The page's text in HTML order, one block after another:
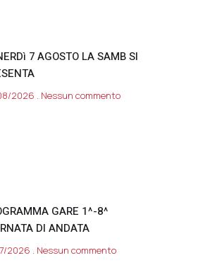
7 AGOSTO LA SAMB SI
2026 Nessun commento
GARE 1^-8^
DI ANDATA
2026 Nessun commento